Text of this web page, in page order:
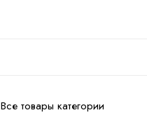
Все товары категории